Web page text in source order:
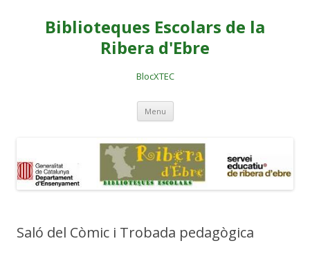
Biblioteques Escolars de la
Ribera d'Ebre
BlocXTEC
Menu Skip
content
Saló del Còmic i Trobada pedagògica